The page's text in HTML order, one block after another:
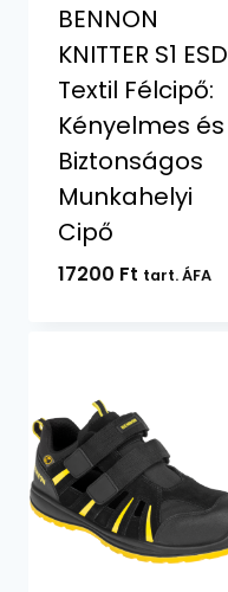
BENNON
KNITTER S1 ESD
Textil Félcipő:
Kényelmes és
Biztonságos
Munkahelyi
Cipő
17200 Ft tart. ÁFA